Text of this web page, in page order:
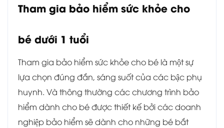
Tham gia bảo hiểm sức khỏe cho
bé dưới 1 tuổi
Tham gia bảo hiểm sức khỏe cho bé là một sự
lựa chọn đúng đắn, sáng suốt của các bậc phụ
huynh. Và thông thường các chương trình bảo
hiểm dành cho bé được thiết kế bởi các doanh
nghiệp bảo hiểm sẽ dành cho những bé bắt